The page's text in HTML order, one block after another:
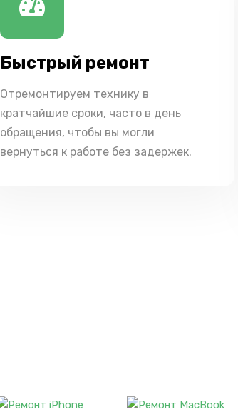
Быстрый ремонт
Отремонтируем технику в
кратчайшие сроки, часто в день
обращения, чтобы вы могли
вернуться к работе без задержек.